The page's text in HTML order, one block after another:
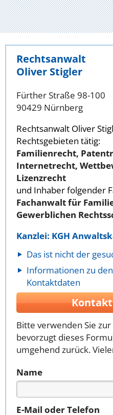
Rechtsanwalt
Oliver Stigler
Fürther Straße 98-100
90429 Nürnberg
Rechtsanwalt Oliver
Rechtsgebieten tätig:
Familienrecht,
Internetrecht,
Lizenzrecht
und Inhaber folgender
Fachanwalt für
Gewerblichen
Kanzlei: KGH
Das ist nicht der
Informationen zu
Kontaktdaten
Bitte verwenden Sie
bevorzugt dieses
umgehend zurück.
Name
E-Mail oder Telefon